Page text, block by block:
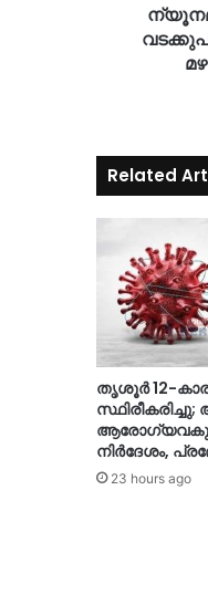
Related
തൃശൂർ 12-
നിർദേശം,
23 hours ago